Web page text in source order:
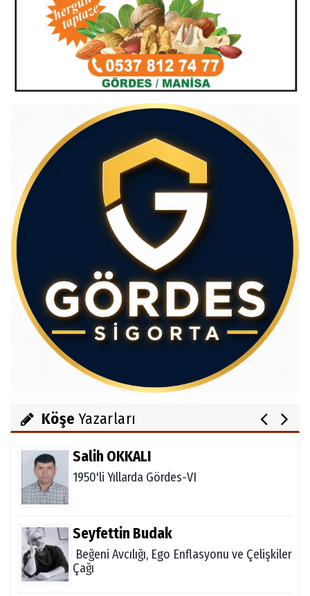
Köşe Yazarları
Av.Cenap GÜVEN
Gördesli Şair Alim Atay
Ahmet İNCE
Salih OKKALI
1950'li Yıllarda Gördes-VI
Seyfettin Budak
Beğeni Avcılığı, Ego Enflasyonu ve Çelişkiler
Çağı